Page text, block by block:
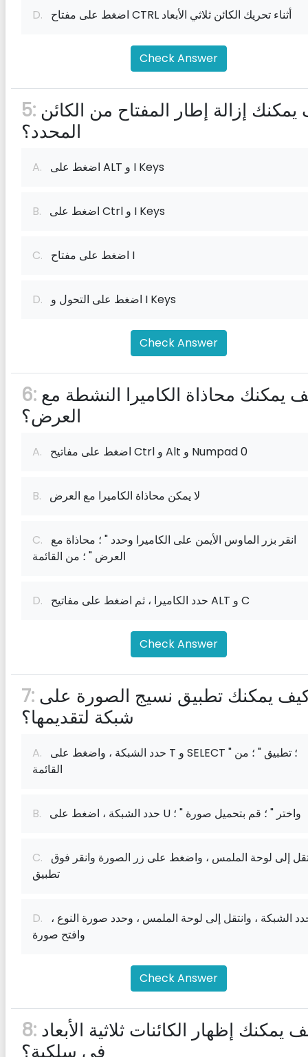
D. اضغط على مفتاح CTRL أثناء تحريك الكائن ثلاثي الأبعاد
Check Answer
5:
المحدد؟
A. اضغط على ALT و I Keys
B. اضغط على Ctrl و I Keys
C. اضغط على مفتاح I
D. اضغط على التحول و I Keys
Check Answer
6:
العرض؟
A. اضغط على مفاتيح Ctrl و Alt و Numpad 0
B. لا يمكن محاذاة الكاميرا مع العرض
C.
العرض " ؛ من القائمة
D. حدد الكاميرا ، ثم اضغط على مفاتيح ALT و C
Check Answer
7:
شبكة لتقديمها؟
A.
القائمة
B. حدد الشبكة ، اضغط على U واختر " ؛ قم بتحميل صورة " ؛
C.
تطبيق
D.
وافتح صورة
Check Answer
8:
في سلكية؟